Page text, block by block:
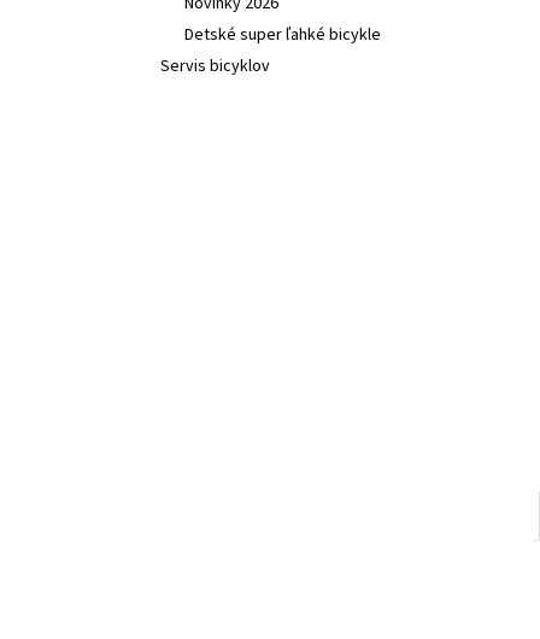
Detské super ľahké bicykle
Servis bicyklov
DETSKÁ PRILBA CTM BUCKY, ORANŽOVÁ